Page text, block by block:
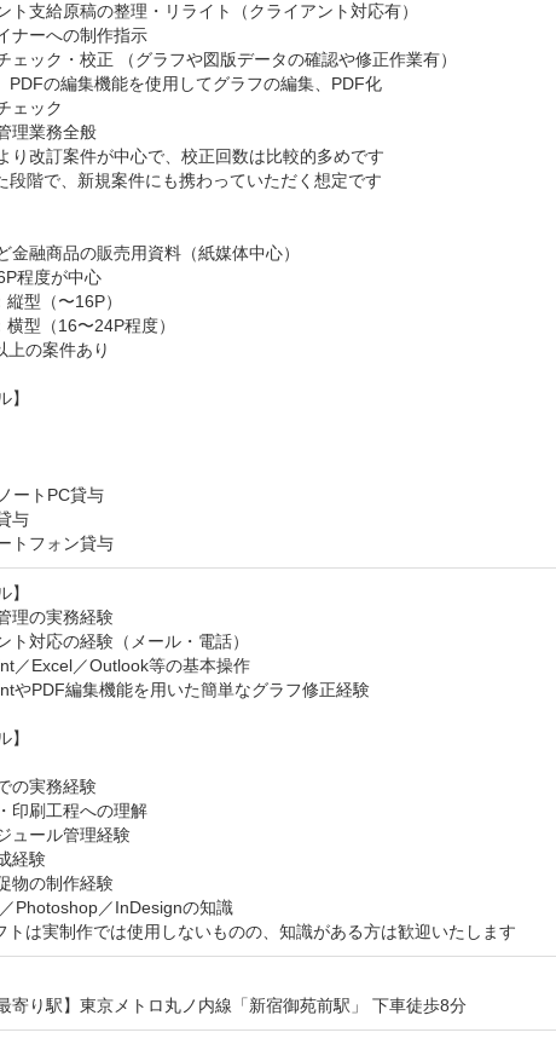
ト支給原稿の整理・リライト（クライアント対応有）
ナーへの制作指示
ェック・校正 （グラフや図版データの確認や修正作業有）
の編集機能を使用してグラフの編集、PDF化
ェック
理業務全般
り改訂案件が中心で、校正回数は比較的多めです
段階で、新規案件にも携わっていただく想定です
金融商品の販売用資料（紙媒体中心）
程度が中心
型（〜16P）
型（16〜24P程度）
の案件あり
】
ートPC貸与
与
トフォン貸与
】
理の実務経験
ト対応の経験（メール・電話）
／Excel／Outlook等の基本操作
やPDF編集機能を用いた簡単なグラフ修正経験
】
の実務経験
印刷工程への理解
ュール管理経験
経験
物の制作経験
Photoshop／InDesignの知識
は実制作では使用しないものの、知識がある方は歓迎いたします
寄り駅】東京メトロ丸ノ内線「新宿御苑前駅」 下車徒歩8分